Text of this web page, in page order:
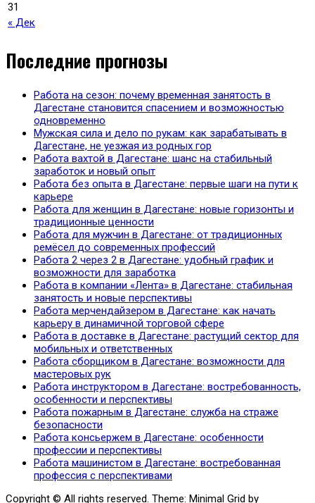
« Дек
31
Последние прогнозы
Работа на сезон: почему временная занятость в
Дагестане становится спасением и возможностью
одновременно
Мужская сила и дело по рукам: как зарабатывать в
Дагестане, не уезжая из родных гор
Работа вахтой в Дагестане: шанс на стабильный
заработок и новый опыт
Работа без опыта в Дагестане: первые шаги на пути к
карьере
Работа для женщин в Дагестане: новые горизонты и
традиционные ценности
Работа для мужчин в Дагестане: от традиционных
ремёсел до современных профессий
Работа 2 через 2 в Дагестане: удобный график и
возможности для заработка
Работа в компании «Лента» в Дагестане: стабильная
занятость и новые перспективы
Работа мерчендайзером в Дагестане: как начать
карьеру в динамичной торговой сфере
Работа в доставке в Дагестане: растущий сектор для
мобильных и ответственных
Работа сборщиком в Дагестане: возможности для
мастеровых рук
Работа инструктором в Дагестане: востребованность,
особенности и перспективы
Работа пожарным в Дагестане: служба на страже
безопасности
Работа консьержем в Дагестане: особенности
профессии и перспективы
Работа машинистом в Дагестане: востребованная
профессия с перспективами
Copyright © All rights reserved. Theme: Minimal Grid by